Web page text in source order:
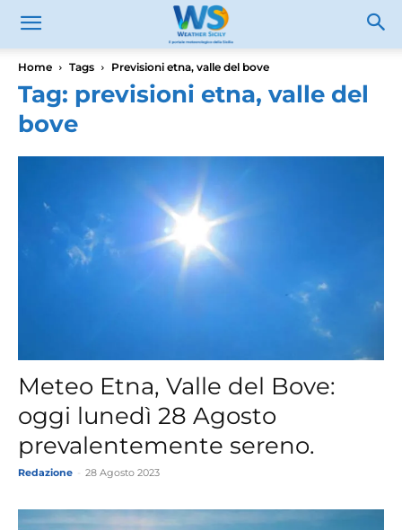
Home Tags Previsioni etna, valle del bove
Tag: previsioni etna, valle del
bove
Meteo Etna, Valle del Bove:
oggi lunedì 28 Agosto
prevalentemente sereno.
Redazione 28 Agosto 2023